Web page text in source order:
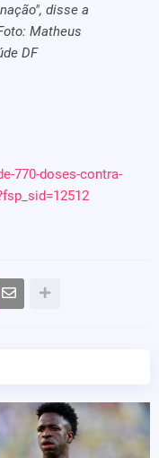
disse a
Matheus
DF
770-doses-contra-